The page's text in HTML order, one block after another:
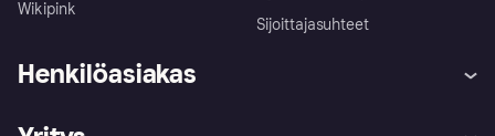
Wikipink
Sijoittajasuhteet
Henkilöasiakas